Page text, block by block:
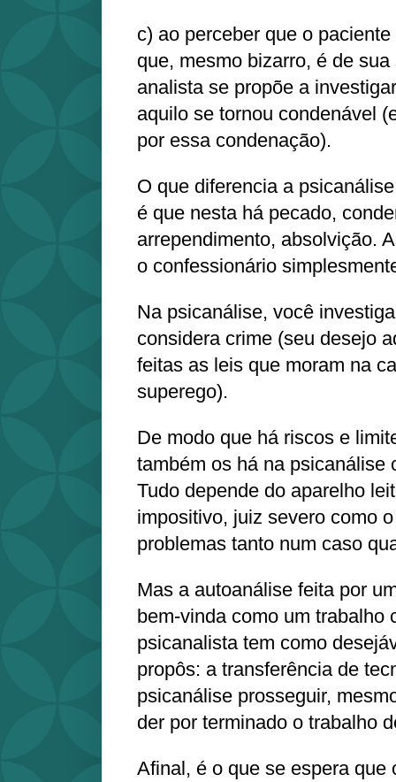
c) ao perceber que o
que, mesmo bizarro, é de
analista se propõe a
aquilo se tornou condenável
por essa condenação).
O que diferencia a
é que nesta há pecado,
arrependimento, absolvição.
o confessionário
Na psicanálise, você
considera crime (seu desejo
feitas as leis que moram na
superego).
De modo que há riscos e
também os há na psicanálise
Tudo depende do aparelho
impositivo, juiz severo como
problemas tanto num caso
Mas a autoanálise feita por
bem-vinda como um trabalho
psicanalista tem como
propôs: a transferência de
psicanálise prosseguir,
der por terminado o trabalho
Afinal, é o que se espera que